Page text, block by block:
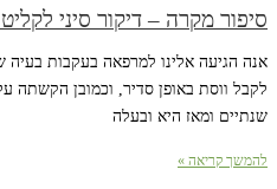
סיפור מקרה – דיקור סיני
אנה הגיעה אלינו למרפאה בעקבות
לקבל ווסת באופן סדיר, וכמובן הקשתה
שנתיים ומאז היא ובעלה
להמשך קריאה »